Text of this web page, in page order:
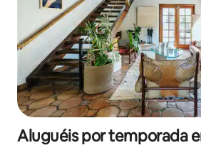
Aluguéis por temporada